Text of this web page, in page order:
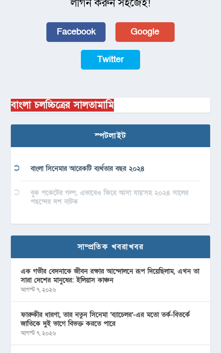
লগিন করুন সহজেই!
Facebook Google
Twitter
বাংলা চলচ্চিত্রের সালতামামি
স্পটলাইট
বাংলা সিনেমার আরেকটি ব্যর্থতার বছর ২০২৪
বুক পকেটের গল্প, এভাবেও ফিরে আসা যায়’সহ ২০২৪ সালের
পছন্দের দশ নাটক
সাম্প্রতিক খবরাখবর
এক গভীর বেদনাকে জীবন রক্ষার আন্দোলনে রূপ দিয়েছিলাম, এখন তা
সারা দেশের মানুষের: ইলিয়াস কাঞ্চন
আগস্ট ৭, ২০২৬
ফারুকীর ধারণা, তার নতুন সিনেমা ‘ব্যাচেলর’-এর মতো তর্ক-বিতর্কে
জাতিকে দুই ভাগে বিভক্ত করতে পারে
আগস্ট ৭, ২০২৬